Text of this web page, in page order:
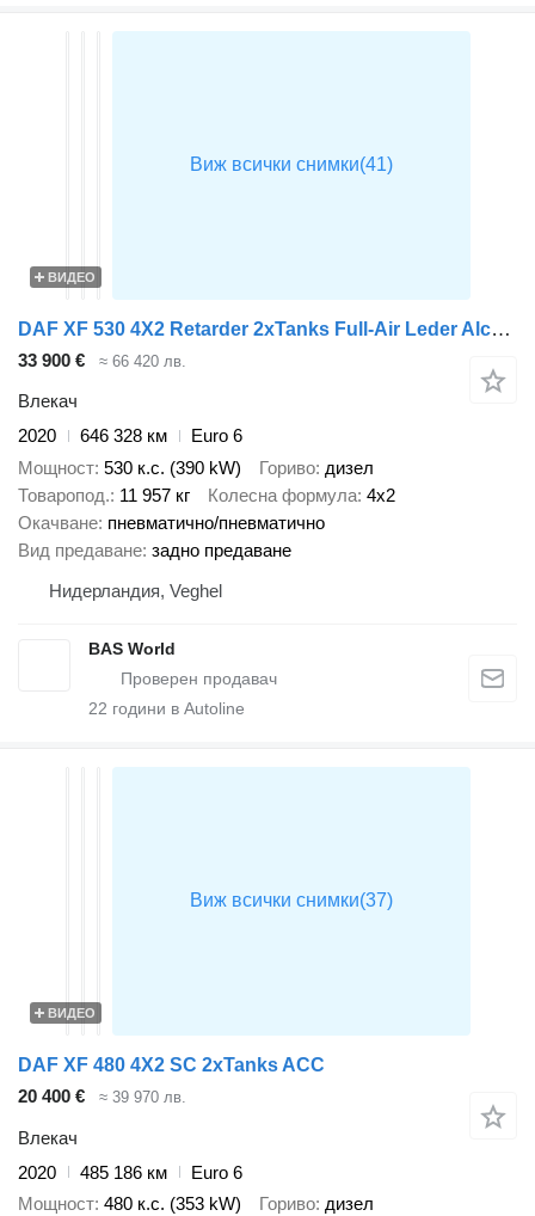
ВИДЕО
DAF XF 530 4X2 Retarder 2xTanks Full-Air Leder Alcoa's Standklima
33 900 € ≈ 66 420 лв.
Влекач
2020
646 328 км
Euro 6
Мощност 530 к.с. (390 kW) Гориво дизел
Товаропод. 11 957 кг Колесна формула 4x2
Окачване пневматично/пневматично
Вид предаване задно предаване
Нидерландия, Veghel
BAS World
22 години в Autoline
ВИДЕО
DAF XF 480 4X2 SC 2xTanks ACC
20 400 €
≈ 39 970 лв.
Влекач
2020
485 186 км
Euro 6
Мощност 480 к.с. (353 kW) Гориво дизел